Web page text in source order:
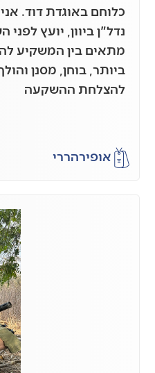
כלוחם באוגדת דוד.
נדל"ן ביוון, יועץ
מתאים בין המשקיע
ביותר, בוחן, מסנן
להצלחת ההשקעה
אופירהררי